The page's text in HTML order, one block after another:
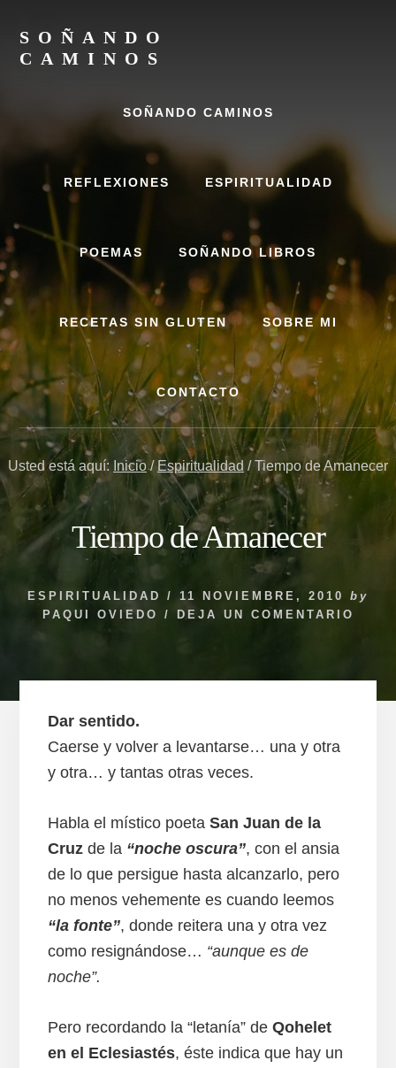
content
footer
SOÑANDO
CAMINOS
SOÑANDO CAMINOS
REFLEXIONES ESPIRITUALIDAD
POEMAS SOÑANDO LIBROS
RECETAS SIN GLUTEN SOBRE MI
CONTACTO
Usted está aquí: Inicio / Espiritualidad /Tiempo de Amanecer
Tiempo de Amanecer
ESPIRITUALIDAD / 11 NOVIEMBRE, 2010
by
PAQUI OVIEDO
/ DEJA UN COMENTARIO
Dar sentido.
Caerse y volver a levantarse… una y otra
y otra… y tantas otras veces.
Habla el místico poeta San Juan de la
Cruzde la “noche oscura”, con el ansia
de lo que persigue hasta alcanzarlo, pero
no menos vehemente es cuando leemos
“la fonte”, donde reitera una y otra vez
como resignándose… “aunque es de
noche”.
Pero recordando la “letanía” de Qohelet
en el Eclesiastés, éste indica que hay un